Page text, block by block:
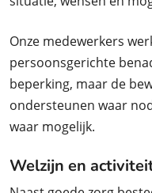
Onze medewerkers
persoonsgerichte
beperking, maar de
ondersteunen waar
waar mogelijk.
Welzijn en